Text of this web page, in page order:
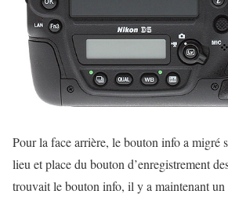
Pour la face arrière, le bouton info a migré
lieu et place du bouton d’enregistrement
trouvait le bouton info, il y a maintenant